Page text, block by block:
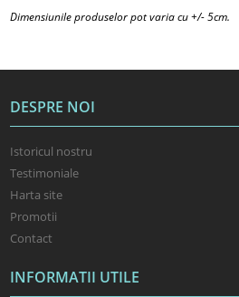
Dimensiunile produselor pot varia cu +/- 5cm.
DESPRE NOI
Istoricul nostru
Testimoniale
Harta site
Promotii
Contact
INFORMATII UTILE